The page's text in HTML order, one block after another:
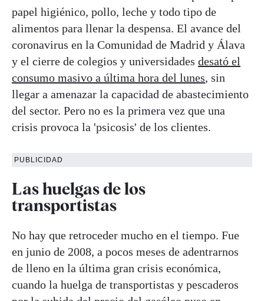
papel higiénico, pollo, leche y todo tipo de
alimentos para llenar la despensa. El avance del
coronavirus en la Comunidad de Madrid y Álava
y el cierre de colegios y universidades desató el
consumo masivo a última hora del lunes, sin
llegar a amenazar la capacidad de abastecimiento
del sector. Pero no es la primera vez que una
crisis provoca la 'psicosis' de los clientes.
PUBLICIDAD
Las huelgas de los
transportistas
No hay que retroceder mucho en el tiempo. Fue
en junio de 2008, a pocos meses de adentrarnos
de lleno en la última gran crisis económica,
cuando la huelga de transportistas y pescaderos